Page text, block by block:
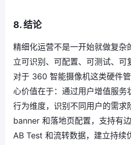
8. 结论
精细化运营不是一开始就做复杂
立可识别、可配置、可测试、可
对于 360 智能摄像机这类硬件
心价值在于：通过用户增值服务
行为维度，识别不同用户的需求
banner 和落地页配置，支持有
AB Test 和流转数据，建立持续